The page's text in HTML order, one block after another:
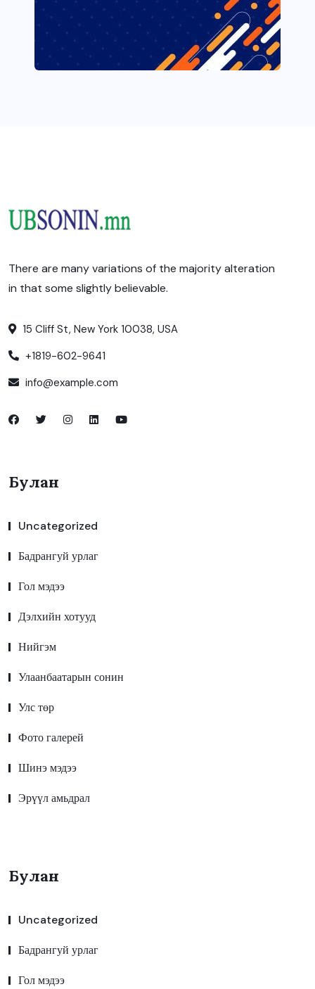
There are many variations of the majority alteration
in that some slightly believable.
15 Cliff St, New York 10038, USA
+1819-602-9641
info@example.com
Булан
Uncategorized
Бадрангуй урлаг
Гол мэдээ
Дэлхийн хотууд
Нийгэм
Улаанбаатарын сонин
Улс төр
Фото галерей
Шинэ мэдээ
Эрүүл амьдрал
Булан
Uncategorized
Бадрангуй урлаг
Гол мэдээ